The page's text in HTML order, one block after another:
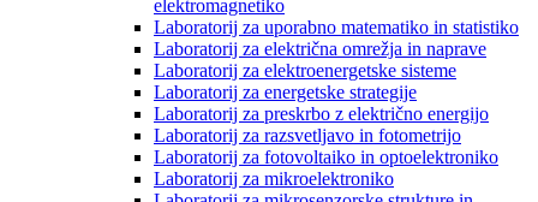
elektromagnetiko
Laboratorij za uporabno matematiko in statistiko
Laboratorij za električna omrežja in naprave
Laboratorij za elektroenergetske sisteme
Laboratorij za energetske strategije
Laboratorij za preskrbo z električno energijo
Laboratorij za razsvetljavo in fotometrijo
Laboratorij za fotovoltaiko in optoelektroniko
Laboratorij za mikroelektroniko